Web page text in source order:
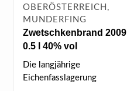
OBERÖSTERREICH,
MUNDERFING
Zwetschkenbrand 2009
0.5 l 40% vol
Die langjährige
Eichenfasslagerung